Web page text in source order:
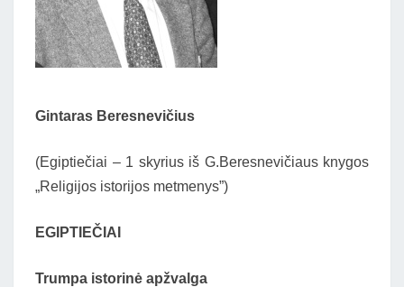
Gintaras Beresnevičius
(Egiptiečiai – 1 skyrius iš G.Beresnevičiaus knygos
„Religijos istorijos metmenys”)
EGIPTIEČIAI
Trumpa istorinė apžvalga